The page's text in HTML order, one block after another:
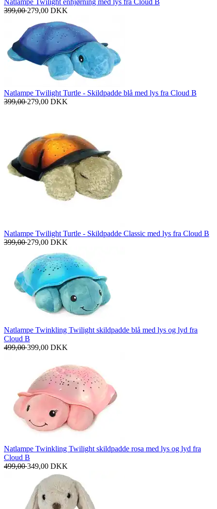
399,00279,00 DKK
Natlampe Twilight Turtle - Skildpadde blå med lys fra Cloud B
399,00279,00 DKK
Natlampe Twilight Turtle - Skildpadde Classic med lys fra Cloud B
399,00279,00 DKK
Natlampe Twinkling Twilight skildpadde blå med lys og lyd fra
Cloud B
499,00399,00 DKK
Natlampe Twinkling Twilight skildpadde rosa med lys og lyd fra
Cloud B
499,00349,00 DKK